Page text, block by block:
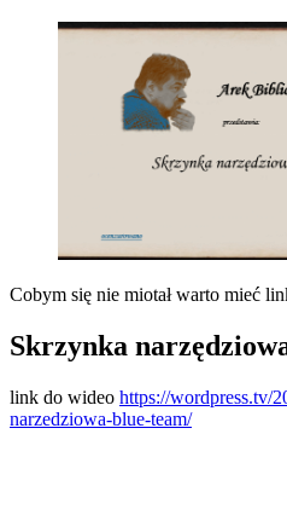
Cobym się nie miotał warto mieć
Skrzynka
link do wideo https://wordpress.tv/
narzedziowa-blue-team/